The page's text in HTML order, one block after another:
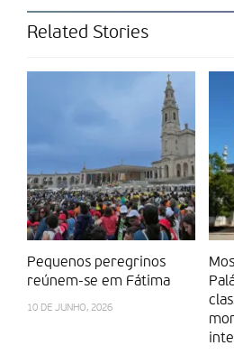
Related Stories
Pequenos peregrinos
reúnem-se em Fátima
10 DE JUNHO, 2026